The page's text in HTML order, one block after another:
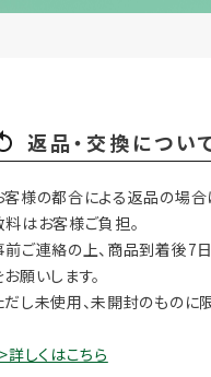
返品・交換につい
客様の都合による返品の場合
料はお客様ご負担。
前ご連絡の上、商品到着後7
お願いします。
だし未使用、未開封のものに限
詳しくはこちら